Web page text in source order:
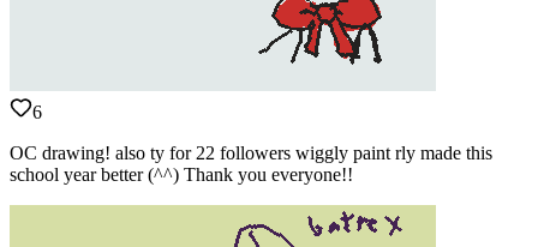
6
OC drawing! also ty for 22 followers wiggly paint rly made this
school year better (^^) Thank you everyone!!